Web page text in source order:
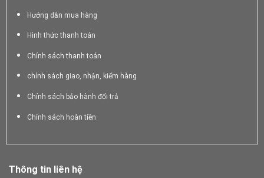
Hướng dẫn mua hàng
Hình thức thanh toán
Chính sách thanh toán
chính sách giao, nhận, kiểm hàng
Chính sách bảo hành đổi trả
Chính sách hoàn tiền
Thông tin liên hệ